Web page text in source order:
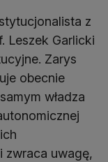
z
Leszek Garlicki
Zarys
obecnie
władza
zwraca uwagę,